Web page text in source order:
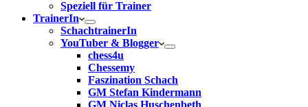
Speziell für Trainer
TrainerIn
SchachtrainerIn
YouTuber & Blogger
chess4u
Chessemy
Faszination Schach
GM Stefan Kindermann
GM Niclas Huschenbeth